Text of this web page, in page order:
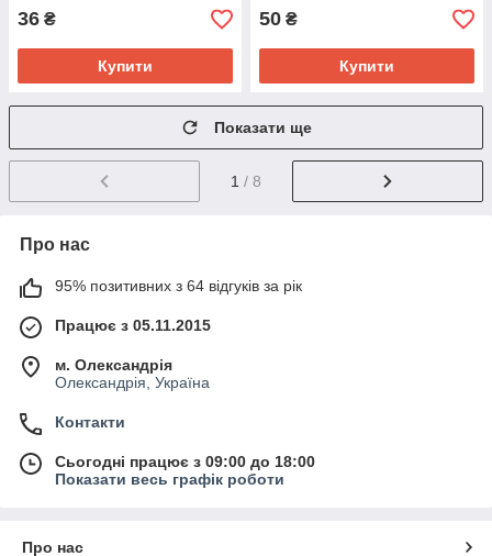
36 ₴
Купити
50 ₴
Купити
Показати ще
1 / 8
Про нас
95% позитивних з 64 відгуків за рік
Працює з 05.11.2015
м. Олександрія
Олександрія, Україна
Контакти
Сьогодні працює з 09:00 до 18:00
Показати весь графік роботи
Про нас